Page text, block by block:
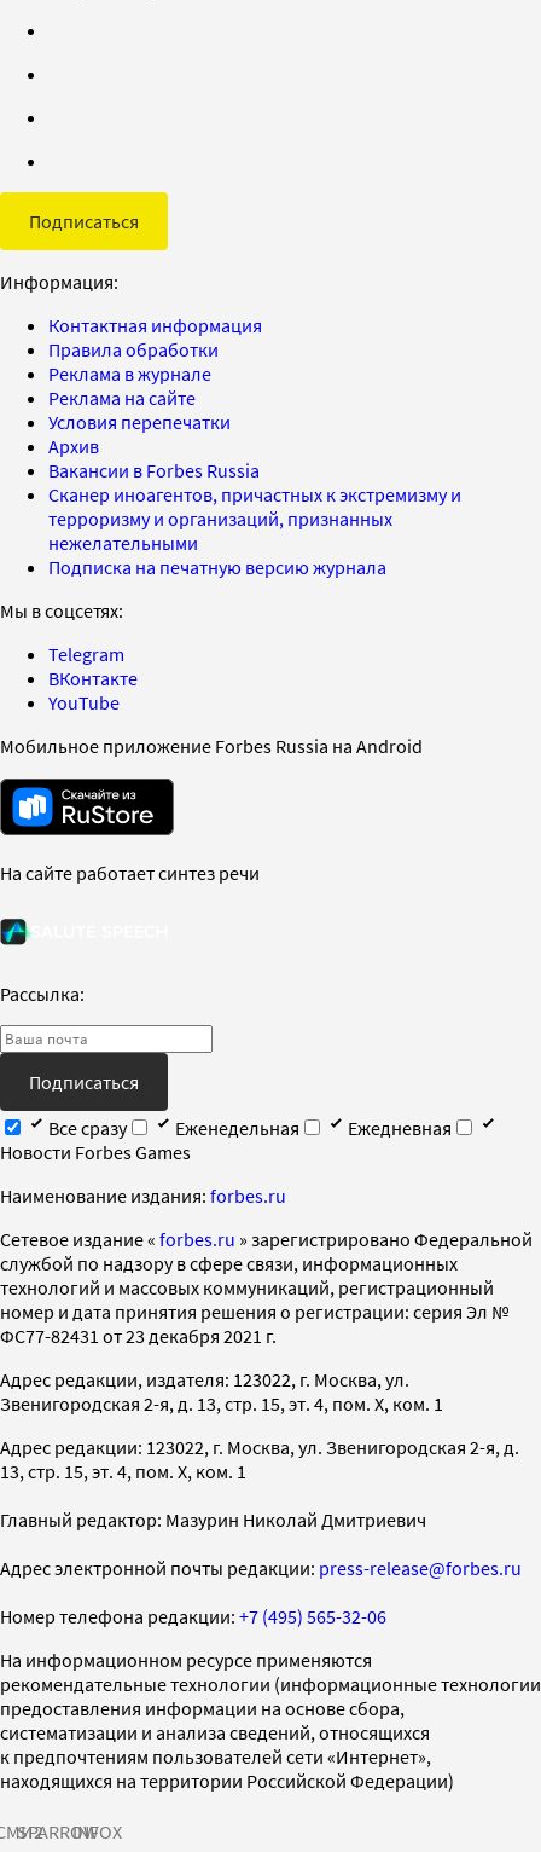
Подписаться
Информация:
Контактная информация
Правила обработки
Реклама в журнале
Реклама на сайте
Условия перепечатки
Архив
Вакансии в Forbes Russia
Сканер иноагентов, причастных к экстремизму и
терроризму и организаций, признанных
нежелательными
Подписка на печатную версию журнала
Мы в соцсетях:
Telegram
ВКонтакте
YouTube
Мобильное приложение Forbes Russia на Android
На сайте работает синтез речи
Рассылка:
Подписаться
Все сразу
Еженедельная
Ежедневная
Новости Forbes Games
Наименование издания: forbes.ru
Cетевое издание « forbes.ru » зарегистрировано Федеральной
службой по надзору в сфере связи, информационных
технологий и массовых коммуникаций, регистрационный
номер и дата принятия решения о регистрации: серия Эл №
ФС77-82431 от 23 декабря 2021 г.
Адрес редакции, издателя: 123022, г. Москва, ул.
Звенигородская 2-я, д. 13, стр. 15, эт. 4, пом. X, ком. 1
Адрес редакции: 123022, г. Москва, ул. Звенигородская 2-я, д.
13, стр. 15, эт. 4, пом. X, ком. 1
Главный редактор: Мазурин Николай Дмитриевич
Адрес электронной почты редакции: press-release@forbes.ru
Номер телефона редакции: +7 (495) 565-32-06
На информационном ресурсе применяются
рекомендательные технологии (информационные технологии
предоставления информации на основе сбора,
систематизации и анализа сведений, относящихся
к предпочтениям пользователей сети «Интернет»,
находящихся на территории Российской Федерации)
SPARROWINFOX